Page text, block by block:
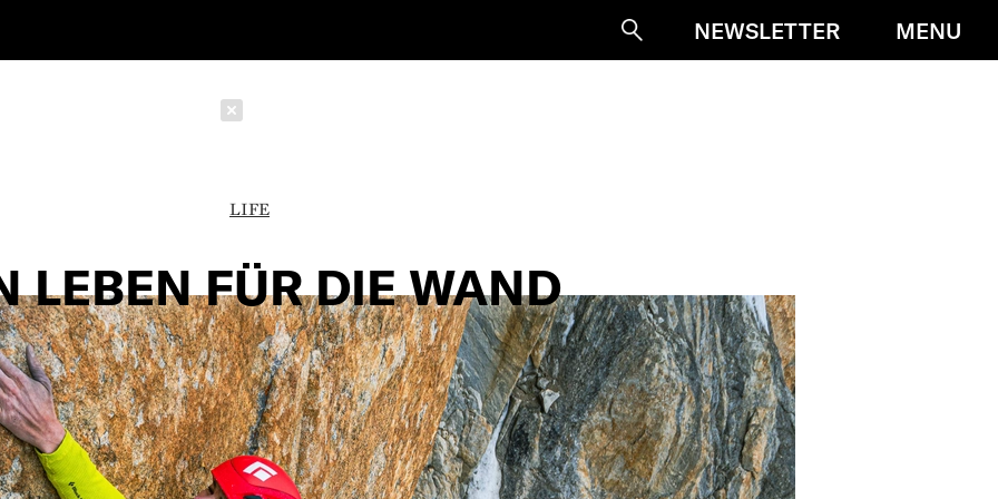
SucheNEWSLETTER MENU
LIFE
LEBEN FÜR DIE WAND